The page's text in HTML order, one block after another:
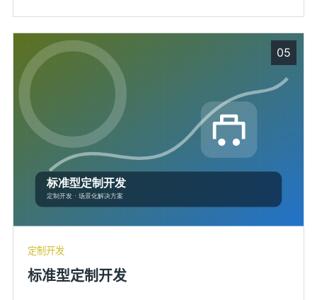
05
定制开发
标准型定制开发